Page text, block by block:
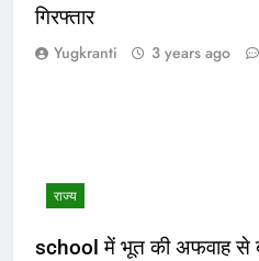
गिरफ्तार
Yugkranti 3 years ago
राज्य
school में भूत की अफवाह से